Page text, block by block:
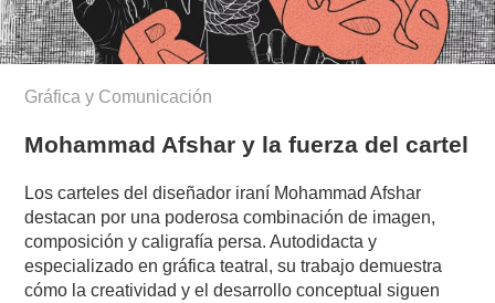
Gráfica y Comunicación
Mohammad Afshar y la fuerza del cartel
Los carteles del diseñador iraní Mohammad Afshar
destacan por una poderosa combinación de imagen,
composición y caligrafía persa. Autodidacta y
especializado en gráfica teatral, su trabajo demuestra
cómo la creatividad y el desarrollo conceptual siguen